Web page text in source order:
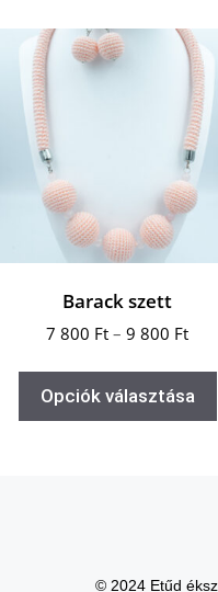
Barack szett
7 800 Ft – 9 800 Ft
Opciók választása
© 2024 Etűd